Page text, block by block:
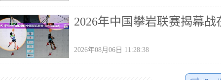
2026年中国攀岩联赛揭幕
2026年08月06日 11:28:38